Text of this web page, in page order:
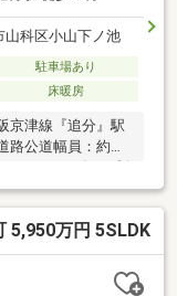
山科区小山下ノ池
駐車場あり
床暖房
京津線『追分』駅
公道幅員：約６.
す。▼設備・床暖房
ポート□ご希望の
相談はお気軽に
まだ）まで フリ
5,950万円 5SLDK